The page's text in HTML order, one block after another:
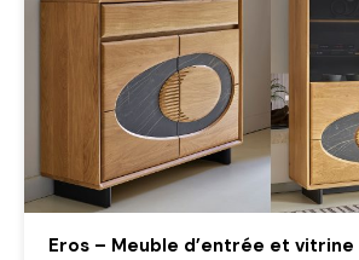
Eros – Meuble d’entrée et vitrine